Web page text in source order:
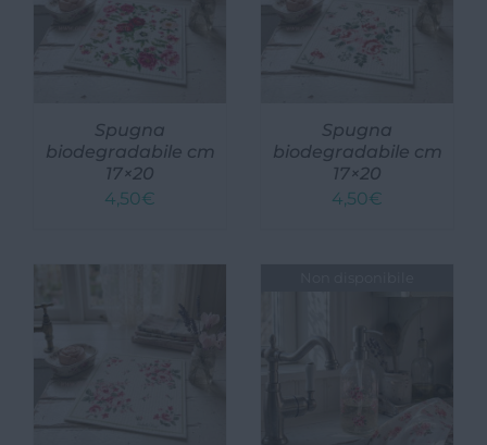
Spugna
biodegradabile cm
17×20
4,50€
Spugna
biodegradabile cm
17×20
4,50€